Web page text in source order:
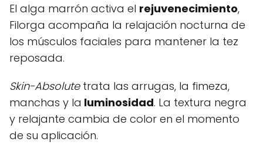
El alga marrón activa el rejuvenecimiento,
Filorga acompaña la relajación nocturna de
los músculos faciales para mantener la tez
reposada.
Skin-Absolutetrata las arrugas, la fimeza,
manchas y la luminosidad. La textura negra
y relajante cambia de color en el momento
de su aplicación.